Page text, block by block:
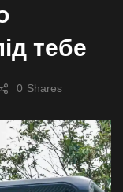
тебе
Shares
0